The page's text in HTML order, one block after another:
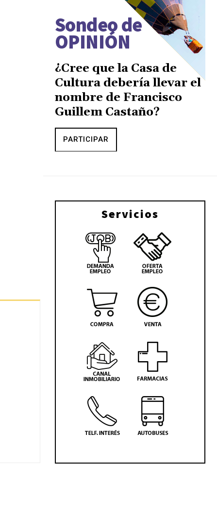
Sondeo de
OPINIÓN
¿Cree que la Casa de
Cultura debería llevar el
nombre de Francisco
Guillem Castaño?
PARTICIPAR
Servicios